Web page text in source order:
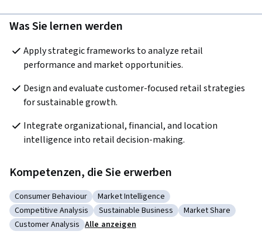
Was Sie lernen werden
Apply strategic frameworks to analyze retail
performance and market opportunities.
Design and evaluate customer-focused retail strategies
for sustainable growth.
Integrate organizational, financial, and location
intelligence into retail decision-making.
Kompetenzen, die Sie erwerben
Kategorie: Consumer Behaviour
Consumer Behaviour Kategorie: Market Intelligence
Market Intelligence
Kategorie: Competitive Analysis
Competitive Analysis Kategorie: Sustainable Business
Sustainable Business Kategorie: Market
Market Share
Kategorie: Customer Analysis
Customer Analysis Alle anzeigen